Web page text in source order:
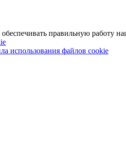
правильную работу
использования файлов cookie